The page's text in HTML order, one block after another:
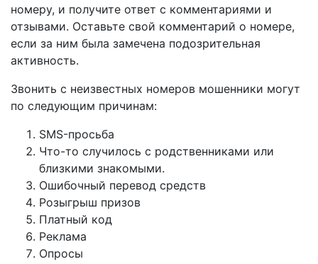
номеру, и получите ответ с комментариями и
отзывами. Оставьте свой комментарий о номере,
если за ним была замечена подозрительная
активность.
Звонить с неизвестных номеров мошенники могут
по следующим причинам:
SMS-просьба
Что-то случилось с родственниками или
близкими знакомыми.
Ошибочный перевод средств
Розыгрыш призов
Платный код
Реклама
Опросы